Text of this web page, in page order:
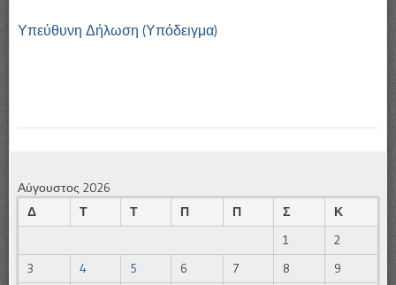
Υπεύθυνη Δήλωση (Υπόδειγμα)
Αύγουστος 2026
Δ
Τ Τ Π Π Σ
Κ
1
2
3
4 5 6 7 8
9